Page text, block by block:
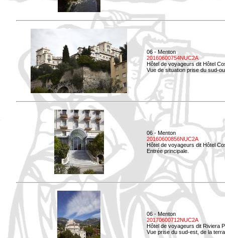
06 - Menton
20160600754NUC2A
Hôtel de voyageurs dit Hôtel
Vue de situation prise du sud-
06 - Menton
20160600856NUC2A
Hôtel de voyageurs dit Hôtel
Entrée principale.
06 - Menton
20170600712NUC2A
Hôtel de voyageurs dit Riviera
Vue prise du sud-est, de la